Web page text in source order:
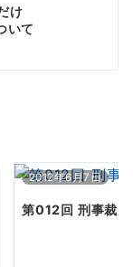
け
いて
2012年6月7日
第012回 刑事裁